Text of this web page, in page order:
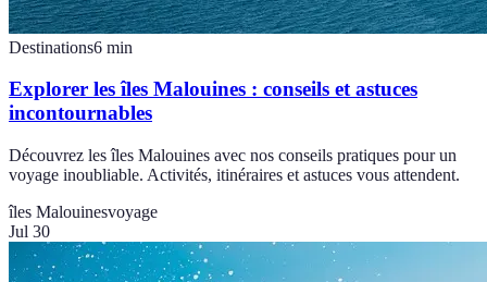
Destinations6 min
Explorer les îles Malouines : conseils et astuces
incontournables
Découvrez les îles Malouines avec nos conseils pratiques pour un
voyage inoubliable. Activités, itinéraires et astuces vous attendent.
îles Malouinesvoyage
Jul 30